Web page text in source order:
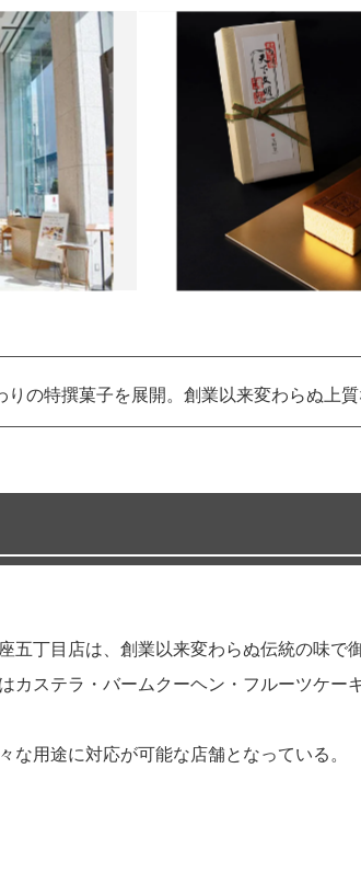
りの特撰菓子を展開。創業以来変わらぬ上
五丁目店は、創業以来変わらぬ伝統の味で
カステラ・バームクーヘン・フルーツケ
用途に対応が可能な店舗となっている。